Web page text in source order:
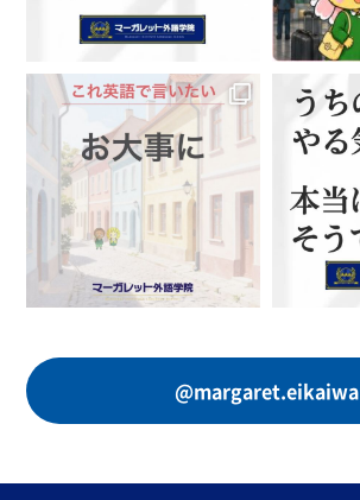
@margaret.eikaiwa